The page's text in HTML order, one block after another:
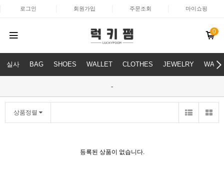
로그인 회원가입 주문조회 마이쇼핑
0
실사 BAG SHOES WALLET CLOTHES JEWELRY
-
상품정렬
등록된 상품이 없습니다.